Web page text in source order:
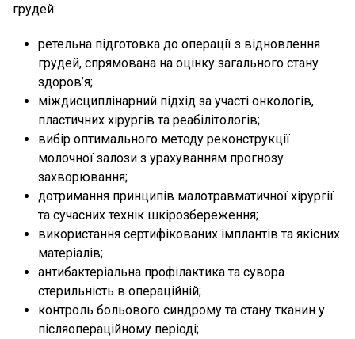
грудей:
ретельна підготовка до операції з відновлення
грудей, спрямована на оцінку загального стану
здоров’я;
міждисциплінарний підхід за участі онкологів,
пластичних хірургів та реабілітологів;
вибір оптимального методу реконструкції
молочної залози з урахуванням прогнозу
захворювання;
дотримання принципів малотравматичної хірургії
та сучасних технік шкірозбереження;
використання сертифікованих імплантів та якісних
матеріалів;
антибактеріальна профілактика та сувора
стерильність в операційній;
контроль больового синдрому та стану тканин у
післяопераційному періоді;